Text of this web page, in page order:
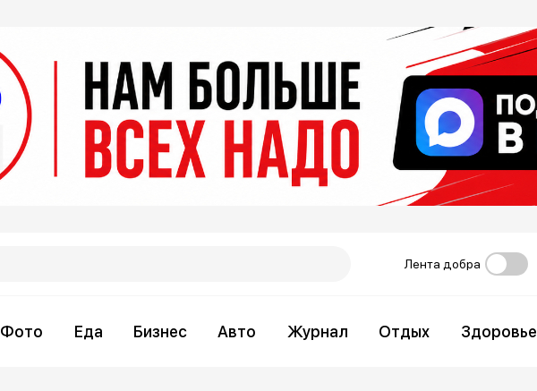
Лента добра
Фото Еда Бизнес Авто Журнал Отдых Здоровье